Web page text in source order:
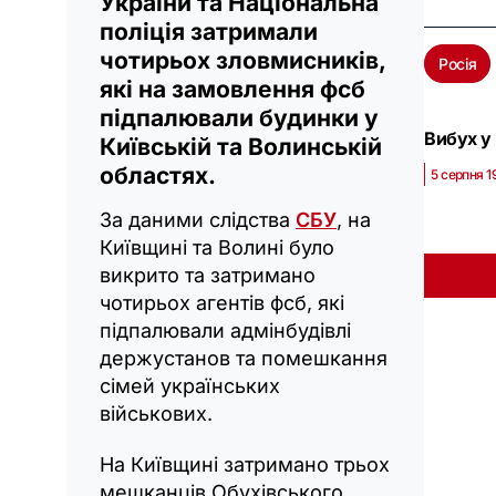
поліція затримали
чотирьох зловмисників,
які на замовлення фсб
підпалювали будинки у
Київській та Волинській
областях.
За даними слідства СБУ, на
Київщині та Волині було
викрито та затримано
чотирьох агентів фсб, які
підпалювали адмінбудівлі
держустанов та помешкання
сімей українських
військових.
На Київщині затримано трьох
Росія
Вибух у
5 серпня